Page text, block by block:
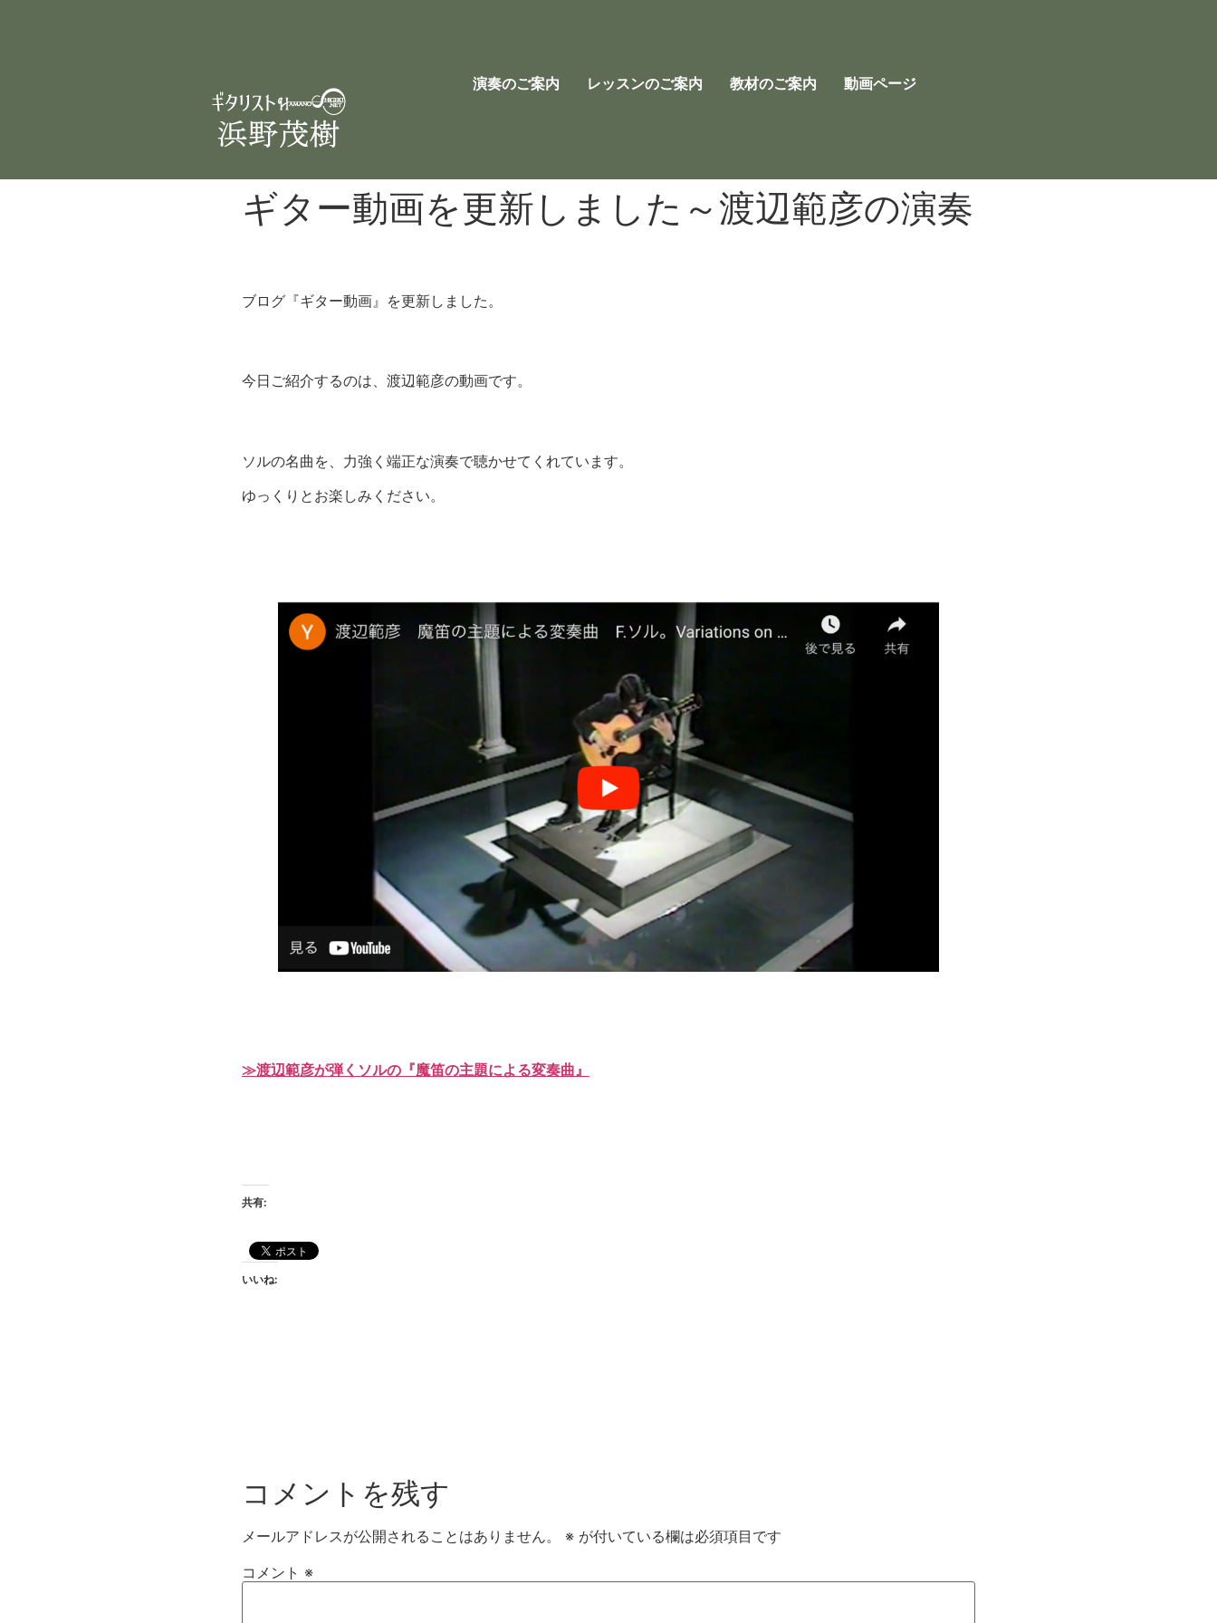
演奏のご案内 レッスンのご案内 教材のご案内 動画ページ
ギター動画を更新しました～渡辺範彦の演奏
ブログ『ギター動画』を更新しました。
今日ご紹介するのは、渡辺範彦の動画です。
ソルの名曲を、力強く端正な演奏で聴かせてくれています。
ゆっくりとお楽しみください。
≫渡辺範彦が弾くソルの『魔笛の主題による変奏曲』
共有:
いいね:
コメントを残す
メールアドレスが公開されることはありません。 ※ が付いている欄は必須項目です
コメント ※